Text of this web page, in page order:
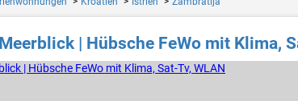
| Hübsche FeWo mit Klima,